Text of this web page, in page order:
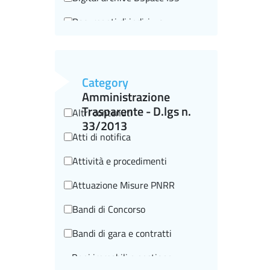
Documenti di indirizzo
Historical-scientific heritage
I beni storico-scientifici
Historical videos
In brief
Highlighted
Informazioni editoriali
ISTISAN Congressi
Category
Amministrazione
Trasparente - D.lgs n.
33/2013
Altri contenuti
Atti di notifica
Attività e procedimenti
Attuazione Misure PNRR
Bandi di Concorso
Bandi di gara e contratti
Beni immobili e gestione